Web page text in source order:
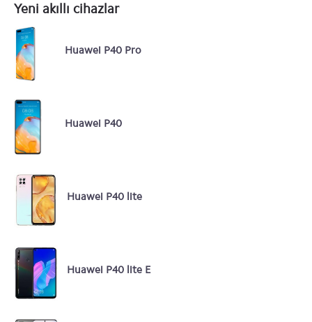
Yeni akıllı cihazlar
Huawei P40 Pro
Huawei P40
Huawei P40 lite
Huawei P40 lite E